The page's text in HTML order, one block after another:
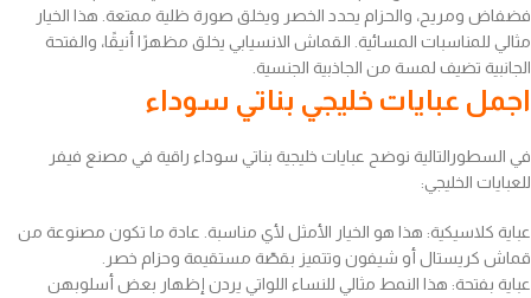
فضفاض ومريح، والحزام يحدد الخصر ويخلق صورة ظلية ممتعة. هذا الخيار
مثالي للمناسبات المسائية. القماش الانسيابي يخلق مظهرًا أنيقًا، والفتحة
الجانبية تضيف لمسة من الجاذبية الجنسية.
اجمل عبايات خليجي بناتي سوداء
في السطورالتالية نوضح عبايات خليجية بناتي سوداء راقية في مصنع فيفر
للعبايات الخليجي:
عباية كلاسيكية: هذا هو الخيار الأمثل لأي مناسبة. عادة ما تكون مصنوعة من
قماش كريستال أو شيفون وتتميز بقصّة مستقيمة وحزام خصر.
عباية بفتحة: هذا النمط مثالي للنساء اللواتي يردن إظهار بعض أسلوبهن